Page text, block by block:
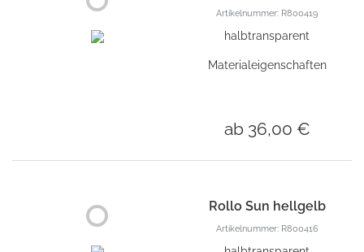
Artikelnummer: R800419
halbtransparent
Materialeigenschaften
ab 36,00 €
Rollo Sun hellgelb
Artikelnummer: R800416